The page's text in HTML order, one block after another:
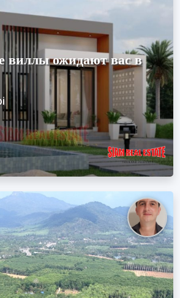
виллы ожидают вас в